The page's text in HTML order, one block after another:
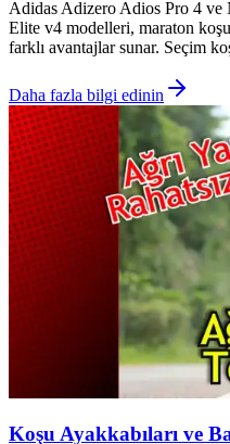
Adidas Adizero Adios Pro 4
Elite v4 modelleri, maraton
farklı avantajlar sunar. Seçim
Daha fazla bilgi edinin
Koşu Ayakkabıları ve